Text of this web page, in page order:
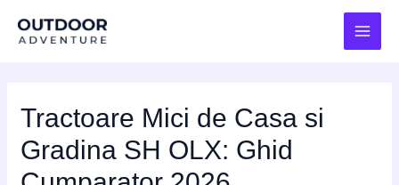
Tractoare Mici de Casa si
Gradina SH OLX: Ghid
navigation